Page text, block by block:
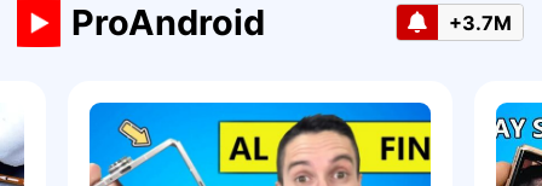
ProAndroid +3.7M